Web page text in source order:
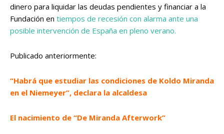
dinero para liquidar las deudas pendientes y financiar a la
Fundación en tiempos de recesión con alarma ante una
posible intervención de España en pleno verano.
Publicado anteriormente:
“Habrá que estudiar las condiciones de Koldo Miranda
en el Niemeyer”, declara la alcaldesa
El nacimiento de “De Miranda Afterwork”